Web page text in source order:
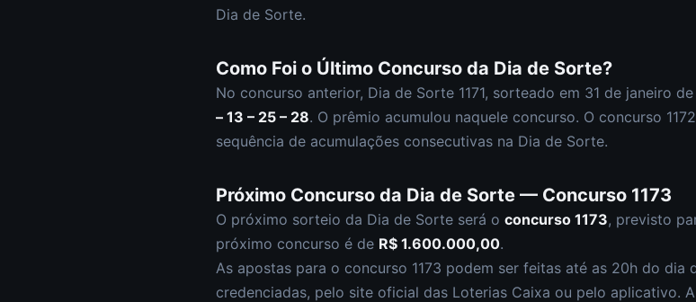
Dia de Sorte.
Como Foi o Último Concurso da Dia de Sorte?
No concurso anterior, Dia de Sorte 1171, sorteado em 31 de janeiro
– 13 – 25 – 28. O prêmio acumulou naquele concurso. O concurso 1172
sequência de acumulações consecutivas na Dia de Sorte.
Próximo Concurso da Dia de Sorte — Concurso 1173
O próximo sorteio da Dia de Sorte será o concurso 1173, previsto
próximo concurso é de R$ 1.600.000,00.
As apostas para o concurso 1173 podem ser feitas até as 20h do dia
credenciadas, pelo site oficial das Loterias Caixa ou pelo aplicativo.